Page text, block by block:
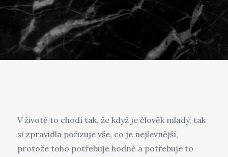
V životě to chodí tak, že když je člověk mladý, tak
si zpravidla pořizuje vše, co je nejlevnější,
protože toho potřebuje hodně a potřebuje to